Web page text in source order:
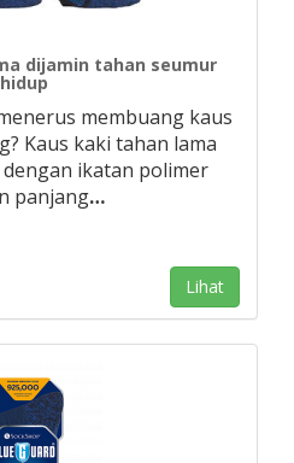
dijamin tahan seumur
hidup
membuang kaus
Kaus kaki tahan lama
ikatan polimer
panjang…
Lihat